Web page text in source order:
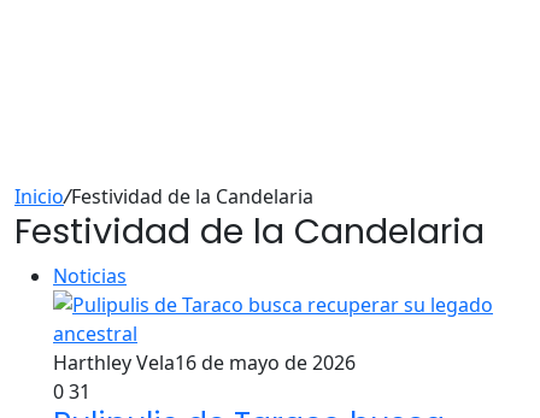
Inicio/Festividad de la Candelaria
Festividad de la Candelaria
Noticias
Harthley Vela16 de mayo de 2026
031